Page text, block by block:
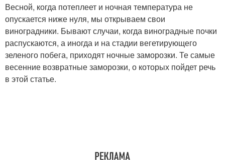
Весной, когда потеплеет и ночная температура не
опускается ниже нуля, мы открываем свои
виноградники. Бывают случаи, когда виноградные почки
распускаются, а иногда и на стадии вегетирующего
зеленого побега, приходят ночные заморозки. Те самые
весенние возвратные заморозки, о которых пойдет речь
в этой статье.